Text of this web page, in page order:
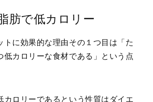
肪で低カロリー
トに効果的な理由その１つ目は「た
低カロリーな食材である」という点
カロリーであるという性質はダイエ